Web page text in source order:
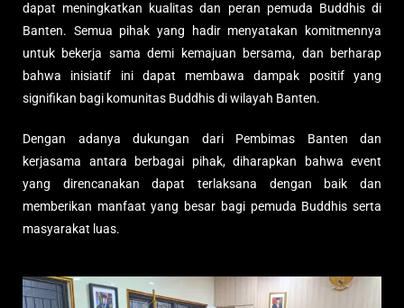
dapat meningkatkan kualitas dan peran pemuda Buddhis di
Banten. Semua pihak yang hadir menyatakan komitmennya
untuk bekerja sama demi kemajuan bersama, dan berharap
bahwa inisiatif ini dapat membawa dampak positif yang
signifikan bagi komunitas Buddhis di wilayah Banten.
Dengan adanya dukungan dari Pembimas Banten dan
kerjasama antara berbagai pihak, diharapkan bahwa event
yang direncanakan dapat terlaksana dengan baik dan
memberikan manfaat yang besar bagi pemuda Buddhis serta
masyarakat luas.